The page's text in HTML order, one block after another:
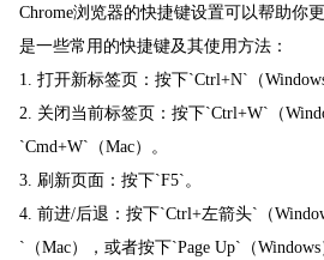
Chrome浏览器的快捷键设置可以帮助你
是一些常用的快捷键及其使用方法：
1. 打开新标签页：按下`Ctrl+N`（
2. 关闭当前标签页：按下`Ctrl+W`（
`Cmd+W`（Mac）。
3. 刷新页面：按下`F5`。
4. 前进/后退：按下`Ctrl+左箭头`（
`（Mac），或者按下`Page Up`（Windows